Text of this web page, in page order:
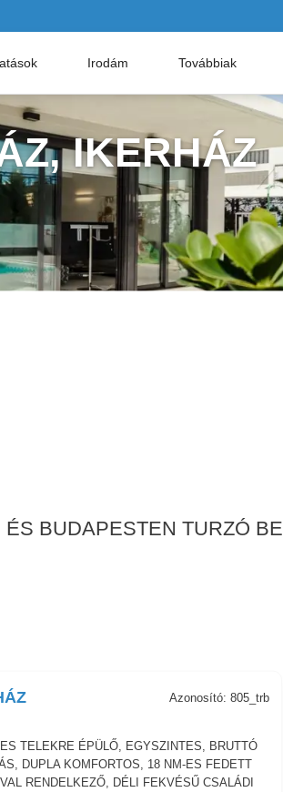
Irodám Továbbiak
IKERHÁZ
BUDAPESTEN TURZÓ
Azonosító: 805_trb
TELEKRE ÉPÜLŐ, EGYSZINTES, BRUTTÓ
DUPLA KOMFORTOS, 18 NM-ES FEDETT
RENDELKEZŐ, DÉLI FEKVÉSŰ CSALÁDI